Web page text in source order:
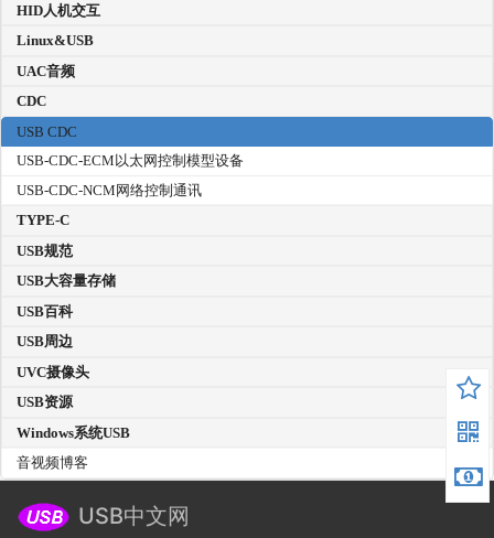
HID人机交互
Linux&USB
UAC音频
CDC
USB CDC
USB-CDC-ECM以太网控制模型设备
USB-CDC-NCM网络控制通讯
TYPE-C
USB规范
USB大容量存储
USB百科
USB周边
UVC摄像头
USB资源
Windows系统USB
音视频博客
USB中文网